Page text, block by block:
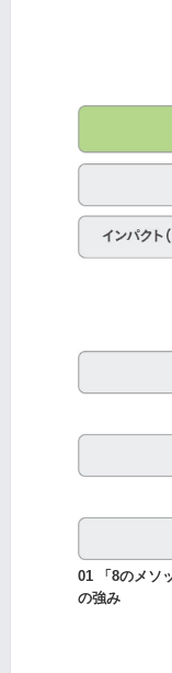
01 「8のメソ
の強み